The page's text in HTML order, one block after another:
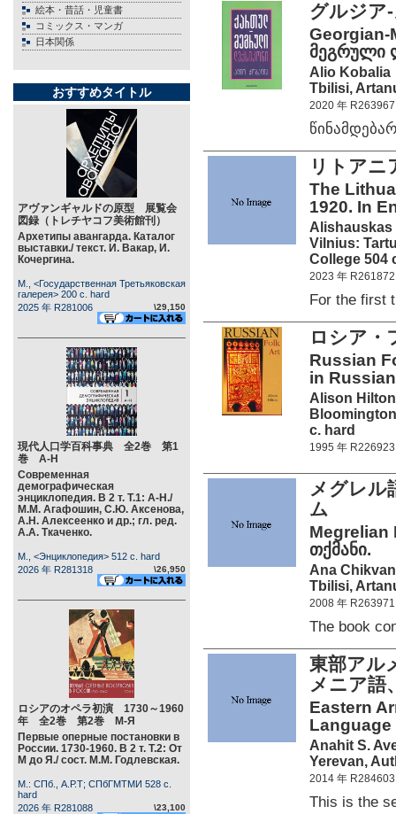
絵本・昔話・児童書
コミックス・マンガ
日本関係
おすすめタイトル
アヴァンギャルドの原型 展覧会
図録（トレチヤコフ美術館刊）
Архетипы авангарда. Каталог
выставки./ текст. И. Вакар, И.
Кочергина.
М., <Государственная Третьяковская
галерея> 200 c. hard
2025 年 R281006
\29,150
現代人口学百科事典 全2巻 第1
巻 А-Н
Современная
демографическая
энциклопедия. В 2 т. Т.1: А-Н./
М.М. Агафошин, С.Ю. Аксенова,
А.Н. Алексеенко и др.; гл. ред.
А.А. Ткаченко.
М., <Энциклопедия> 512 c. hard
2026 年 R281318
\26,950
ロシアのオペラ初演 1730～1960
年 全2巻 第2巻 М-Я
Первые оперные постановки в
России. 1730-1960. В 2 т. Т.2: От
М до Я./ сост. М.М. Годлевская.
М.: СПб., А.Р.Т; СПбГМТМИ 528 c.
hard
2026 年 R281088
\23,100
グルジア
მეგრული
Alio Kobalia
Tbilisi,
2020 年 R263967
リトアニ
The
1920. In
Alishauskas
Vilnius:
College 504
2023 年 R261872
For the first
ロシア・
Russian
in
Alison Hilton
c. hard
1995 年 R226923
メグレル
ム
Megrelian
თქმანი.
Ana
Tbilisi,
2008 年 R263971
The book
東部ア
メニア語
Eastern
Language
Anahit S.
Yerevan,
2014 年 R284603
This is the